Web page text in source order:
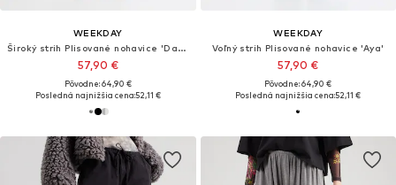
WEEKDAY
Široký strih Plisované nohavice 'Dara'
57,90 €
Pôvodne: 64,90 €
Posledná najnižšia cena:52,11 €
WEEKDAY
Voľný strih Plisované nohavice 'Aya'
57,90 €
Pôvodne: 64,90 €
Posledná najnižšia cena:52,11 €